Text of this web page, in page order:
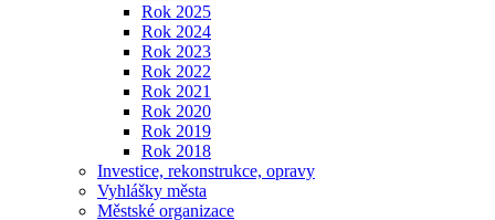
Rok 2025
Rok 2024
Rok 2023
Rok 2022
Rok 2021
Rok 2020
Rok 2019
Rok 2018
Investice, rekonstrukce, opravy
Vyhlášky města
Městské organizace